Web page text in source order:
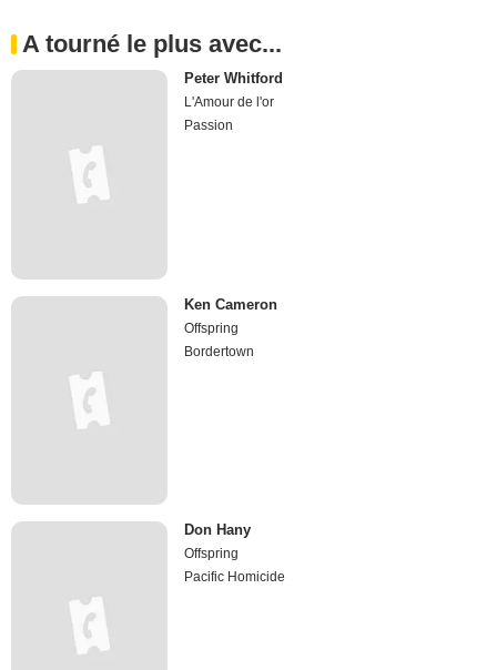
A tourné le plus avec...
Peter Whitford
L'Amour de l'or
Passion
Ken Cameron
Offspring
Bordertown
Don Hany
Offspring
Pacific Homicide